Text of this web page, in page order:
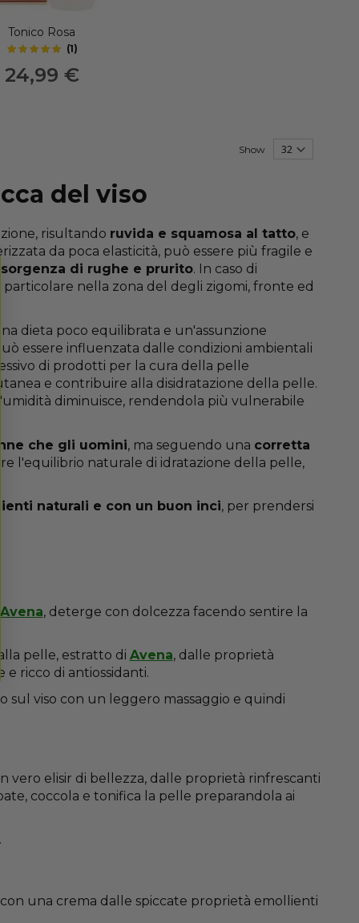
Tonico Rosa
(1)
24,99 €
Show
del viso
risultando ruvida e squamosa al tatto, e
da poca elasticità, può essere più fragile e
di rughe e prurito. In caso di
nella zona del degli zigomi, fronte ed
dieta poco equilibrata e un'assunzione
essere influenzata dalle condizioni ambientali
di prodotti per la cura della pelle
e contribuire alla disidratazione della pelle.
diminuisce, rendendola più vulnerabile
che gli uomini, ma seguendo una corretta
l'equilibrio naturale di idratazione della pelle,
naturali e con un buon inci, per prendersi
, deterge con dolcezza facendo sentire la
pelle, estratto di Avena, dalle proprietà
e ricco di antiossidanti.
sul viso con un leggero massaggio e quindi
vero elisir di bellezza, dalle proprietà rinfrescanti
coccola e tonifica la pelle preparandola ai
una crema dalle spiccate proprietà emollienti